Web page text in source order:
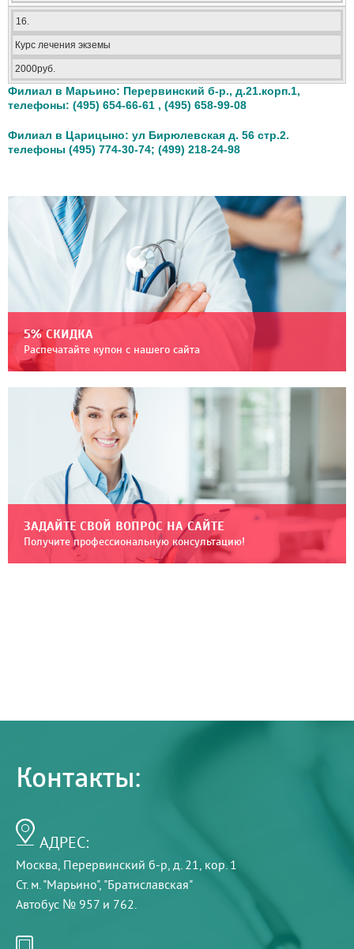
16.
Курс лечения экземы
2000руб.
Филиал в Марьино: Перервинский б-р., д.21.корп.1,
телефоны: (495) 654-66-61 , (495) 658-99-08
Филиал в Царицыно: ул Бирюлевская д. 56 стр.2.
телефоны (495) 774-30-74; (499) 218-24-98
5% СКИДКА
Распечатайте купон с нашего сайта
ЗАДАЙТЕ СВОЙ ВОПРОС НА САЙТЕ
Получите профессиональную консультацию!
Контакты:
АДРЕС:
Москва, Перервинский б-р, д. 21, кор. 1
Ст. м. "Марьино", "Братиславская"
Автобус № 957 и 762.